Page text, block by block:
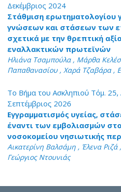
Δεκέμβριος 2024
Στάθμιση ερωτηματολογίου
γνώσεων και στάσεων των
σχετικά με την θρεπτική
εναλλακτικών πρωτεϊνών
Ηλιάνα Τσαμπούλα , Μάρθα
Παπαθανασίου , Χαρά Τζαβάρα ,
Το Βήμα του Ασκληπιού Τόμ. 25,
Σεπτέμβριος 2026
Εγγραμματισμός υγείας,
έναντι των εμβολιασμών
νοσοκομείου νησιωτικής
Αικατερίνη Βαλσάμη , Έλενα
Γεώργιος Ντουνιάς